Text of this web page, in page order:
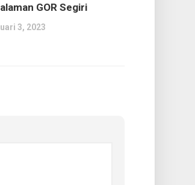
GOR Segiri
3, 2023